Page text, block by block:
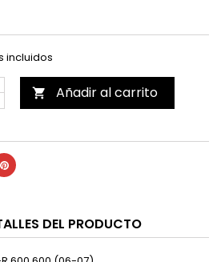
incluidos
 Añadir al carrito
DEL PRODUCTO